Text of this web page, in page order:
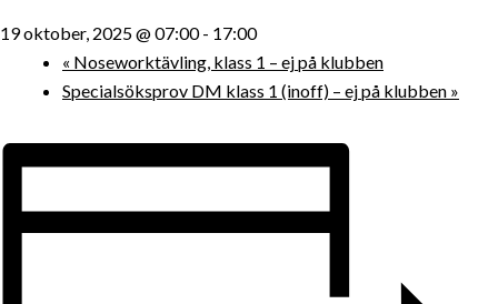
19 oktober, 2025 @ 07:00- 17:00
« Noseworktävling, klass 1 – ej på klubben
Specialsöksprov DM klass 1 (inoff) – ej på klubben »